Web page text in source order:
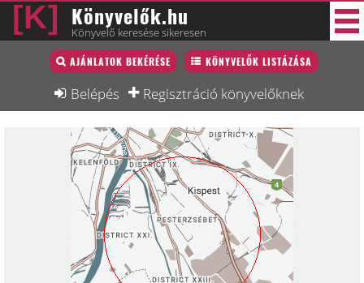
Könyvelők.hu
Könyvelő keresése sikeresen
AJÁNLATOK BEKÉRÉSE KÖNYVELŐK LISTÁZÁSA
Belépés Regisztráció könyvelőknek
Könyvelő lista
Könyvelési munkák
Képzésnaptár